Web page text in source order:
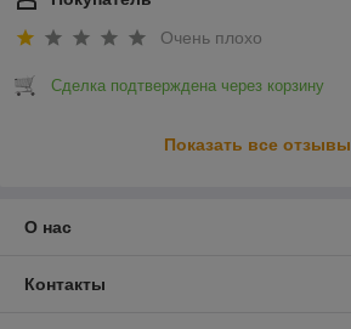
Очень плохо
Сделка подтверждена через корзину
Показать все отзывы
О нас
Контакты